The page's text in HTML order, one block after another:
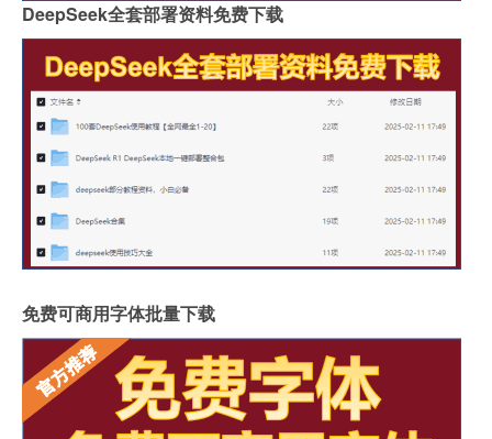
DeepSeek全套部署资料免费下载
免费可商用字体批量下载